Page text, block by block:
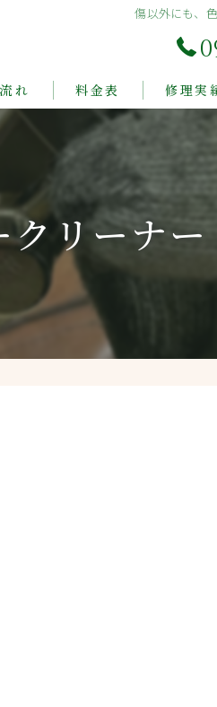
傷以外にも、
れ 料金表 修理実
クリーナー